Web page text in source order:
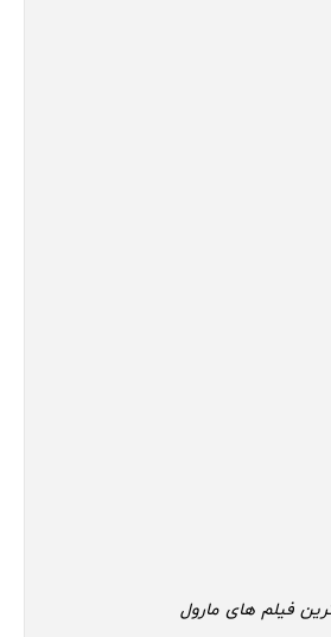
فیلم های مارول